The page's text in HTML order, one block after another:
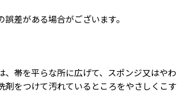
差がある場合がございます。
、帯を平らな所に広げて、スポンジ又はやわ
剤をつけて汚れているところをやさしくこす